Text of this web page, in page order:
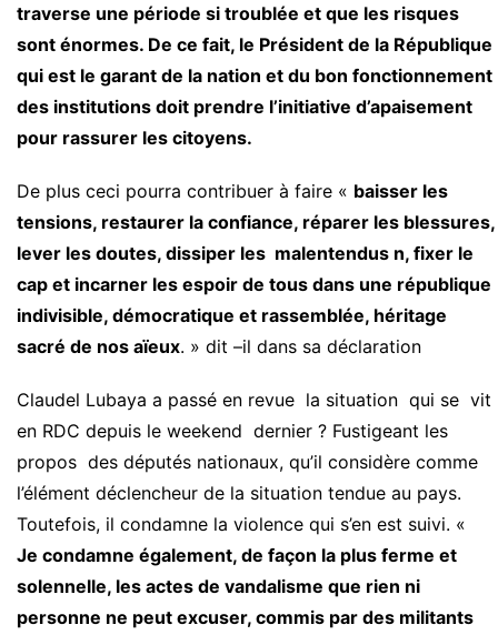
traverse une période si troublée et que les risques
sont énormes. De ce fait, le Président de la République
qui est le garant de la nation et du bon fonctionnement
des institutions doit prendre l’initiative d’apaisement
pour rassurer les citoyens.
De plus ceci pourra contribuer à faire « baisser les
tensions, restaurer la confiance, réparer les blessures,
lever les doutes, dissiper les malentendus n, fixer le
cap et incarner les espoir de tous dans une république
indivisible, démocratique et rassemblée, héritage
sacré de nos aïeux. » dit –il dans sa déclaration
Claudel Lubaya a passé en revue la situation qui se vit
en RDC depuis le weekend dernier ? Fustigeant les
propos des députés nationaux, qu’il considère comme
l’élément déclencheur de la situation tendue au pays.
Toutefois, il condamne la violence qui s’en est suivi. «
Je condamne également, de façon la plus ferme et
solennelle, les actes de vandalisme que rien ni
personne ne peut excuser, commis par des militants